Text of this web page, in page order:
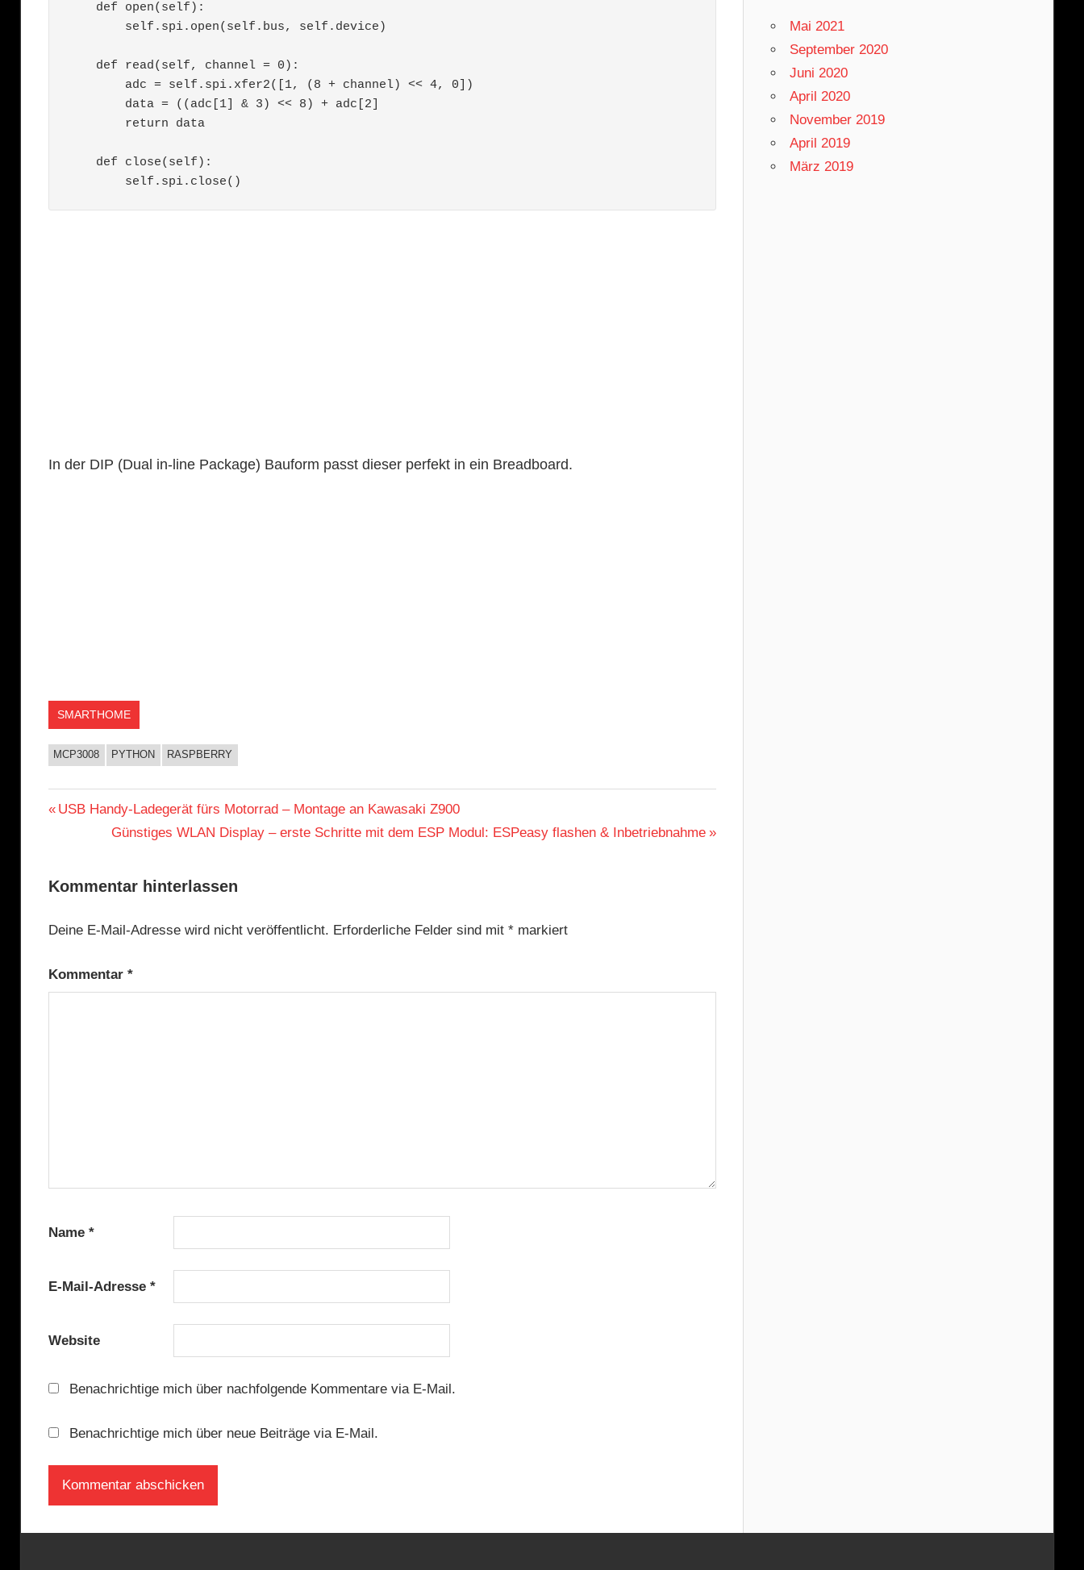
        self.spi.close()
In der DIP (Dual in-line Package) Bauform passt dieser perfekt in ein Breadboard.
SMARTHOME
MCP3008 PYTHON RASPBERRY
Beitragsnavigation
Vorheriger
USB Handy-Ladegerät fürs Motorrad – Montage an Kawasaki Z900
Nächster
Günstiges WLAN Display – erste Schritte mit dem ESP Modul: ESPeasy flashen & Inbetriebnahme
Kommentar hinterlassen
Deine E-Mail-Adresse wird nicht veröffentlicht. Erforderliche Felder sind mit *markiert
Kommentar *
Name *
E-Mail-Adresse *
Website
Benachrichtige mich über nachfolgende Kommentare via E-Mail.
Benachrichtige mich über neue Beiträge via E-Mail.
Mai 2021
September 2020
Juni 2020
April 2020
November 2019
April 2019
März 2019